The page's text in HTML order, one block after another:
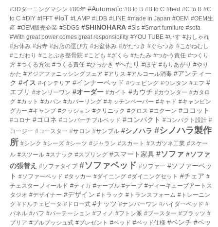
数
#3Dターニングマシン #80年 #Automatic #B to B #B to C #bed #C to B #C
to C #DIY #IFFT #IoT #LAMP #LDB #LINE #made in Japan #OEM #OEM生
産 #OEM販売企業 #SDGS #SHINOHARA #Sls #Smart furniture #sofa
#With great power comes great responsibility #YOU TUBE #いす #おしゃれ
#お休み #お寺 #お店の選び方 #お盆休み #がたつき #ぐらつき #こがねむし
#こだわり #ことぶき整骨院 #こども #ざくら #たたみ #つかう責任 #つくり
方 #つくる方法 #つくる責任 #ひっかき #へたり #ほぞ #もりあがり #やり
かた #アジアファニッシングフェア #アリス #アルコール消毒 #アンティー
ク #イス #インテリア #インナーベッド #ウェピング #ウレタン #エフ #
エブリ #オンリーワン #オーダー #カイト #カウチ #カウンター #カタロ
グ #カット #カバン #カバーリング #キッチンペーパー #キャド #キャンピン
グカー #キャンプ #クッション #クリニック #クロス #コクーン #ココット
#コロナ #コロネ #コンバーチブルベッド #コンパクト #コンパクト設計 #
コージー #コースター #サロン #サンプル #シノハラ #シノハラ製作
所 #シンク #シーズ #シーツ #ジャラン #スカート #スガツネ工業 #スケー
ル #スツール #スナック #スプリング #スマート家具 #ソファ #ソファ
の張替え #ソファタイプ #ソファベッド #ソファー #ソファーベッ
ト #ソファーベッド #タッカー #ダイニング #ダイニングセット #チェア #
チェスターフィールド #ティカ #テーブル #テープ #ディーキューブアートス
タジオ #デザイナー #デザイン #トラック #トランスフォーム #トレーニン
グ #ドルチェビータ #ドロー式 #ナッツ #ナンバーワン #ハイダーベッド #
パネル #パフ #パーテーション #フィノ #フトン派 #ブースター #プラッツ #
プリア #プルプッシュ式 #プレゼント #ベッド #ベッド仕様 #ベンチ #ペッ